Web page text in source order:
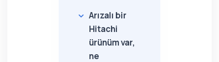
Arızalı bir
Hitachi
ürünüm var,
ne